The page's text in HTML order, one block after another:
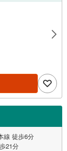
線 徒歩6分
21分